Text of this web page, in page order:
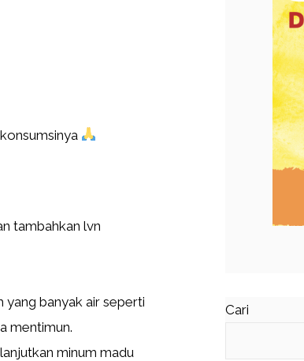
tambahkan lvn
yang banyak air seperti
mentimun.
minum madu
Cari